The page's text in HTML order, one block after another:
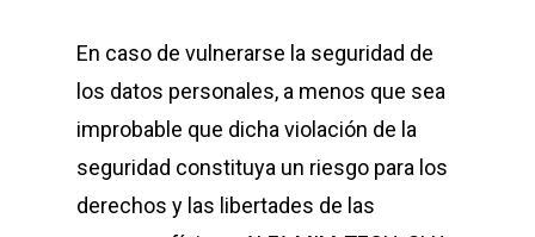
En caso de vulnerarse la seguridad de
los datos personales, a menos que sea
improbable que dicha violación de la
seguridad constituya un riesgo para los
derechos y las libertades de las